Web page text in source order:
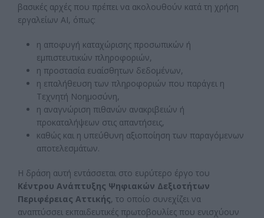
βασικές αρχές που πρέπει να ακολουθούν κατά τη χρήση
εργαλείων AI, όπως:
η αποφυγή καταχώρισης προσωπικών ή
εμπιστευτικών πληροφοριών,
η προστασία ευαίσθητων δεδομένων,
η επαλήθευση των πληροφοριών που παράγει η
Τεχνητή Νοημοσύνη,
η αναγνώριση πιθανών ανακριβειών ή
προκαταλήψεων στις απαντήσεις,
καθώς και η υπεύθυνη αξιοποίηση των παραγόμενων
αποτελεσμάτων.
Η δράση αυτή εντάσσεται στο ευρύτερο έργο του
Κέντρου Ανάπτυξης Ψηφιακών Δεξιοτήτων
Περιφέρειας Αττικής, το οποίο συνεχίζει να
αναπτύσσει εκπαιδευτικές πρωτοβουλίες που ενισχύουν